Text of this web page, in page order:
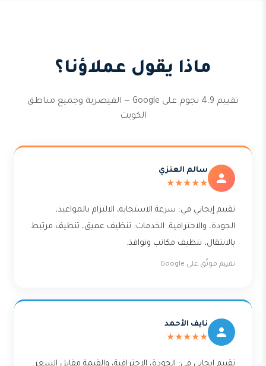
ماذا يقول عملاؤنا؟
تقييم 4.9 نجوم على Google — القيصرية وجميع مناطق
الكويت
سالم العنزي
★★★★★
تقييم إيجابي في: سرعة الاستجابة، الالتزام بالمواعيد،
الجودة، والاحترافية. الخدمات: تنظيف عميق، تنظيف مرتبط
بالانتقال، تنظيف مكاتب ونوافذ.
تقييم موثّق على Google
نايف الأحمد
★★★★★
تقييم إيجابي في: الجودة، الاحترافية، والقيمة مقابل السعر.